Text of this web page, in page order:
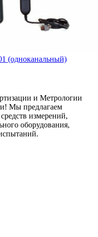
(одноканальный)
и Метрологии
Мы предлагаем
измерений,
оборудования,